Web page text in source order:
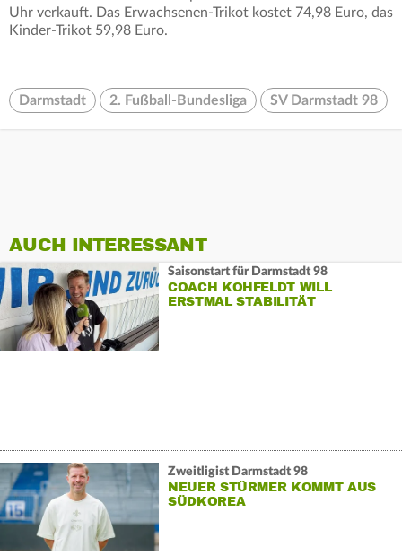
Uhr verkauft. Das Erwachsenen-Trikot kostet 74,98 Euro, das
Kinder-Trikot 59,98 Euro.
Darmstadt 2. Fußball-Bundesliga SV Darmstadt 98
AUCH INTERESSANT
Saisonstart für Darmstadt 98
COACH KOHFELDT WILL
ERSTMAL STABILITÄT
Zweitligist Darmstadt 98
NEUER STÜRMER KOMMT AUS
SÜDKOREA